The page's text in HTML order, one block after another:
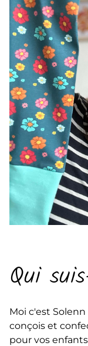
Qui
Moi c'est
conçois et
pour vos